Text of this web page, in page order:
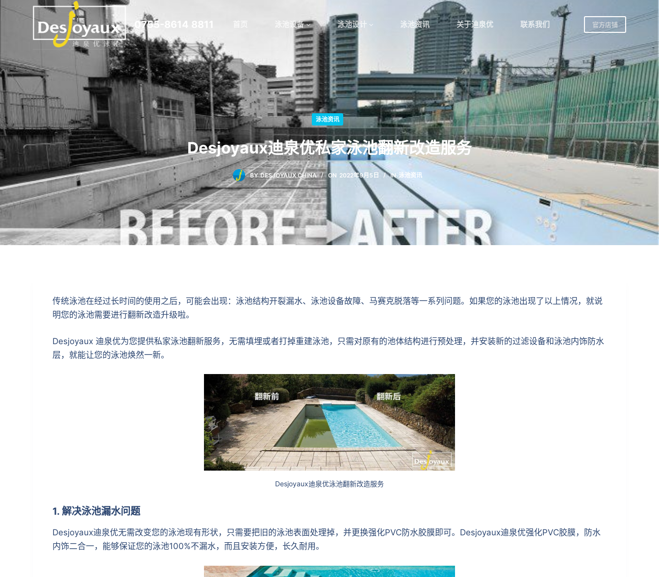
跳
0755-8614 8811 泳池设备 泳池设计 泳池资讯 关于迪泉优 联系我们 官方店铺
泳池资讯
Desjoyaux迪泉优私家泳池翻新改造服务
BY DESJOYAUX CHINA ON 2022年9月5日 IN 泳池资讯
传统泳池在经过长时间的使用之后，可能会出现：泳池结构开裂漏水、泳池设备故障、马赛克脱落等一系列问题。如果您的泳池出现了以上情况，就说
明您的泳池需要进行翻新改造升级啦。
Desjoyaux 迪泉优为您提供私家泳池翻新服务，无需填埋或者打掉重建泳池，只需对原有的池体结构进行预处理，并安装新的过滤设备和泳池内饰防水
层，就能让您的泳池焕然一新。
Desjoyaux迪泉优泳池翻新改造服务
1. 解决泳池漏水问题
Desjoyaux迪泉优无需改变您的泳池现有形状，只需要把旧的泳池表面处理掉，并更换强化PVC防水胶膜即可。Desjoyaux迪泉优强化PVC胶膜，防水
内饰二合一，能够保证您的泳池100%不漏水，而且安装方便，长久耐用。